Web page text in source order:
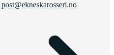
post@ekneskarosseri.no